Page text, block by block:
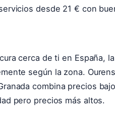
desde 21 € con
cerca de ti en España,
según la zona.
combina precios
pero precios más altos.